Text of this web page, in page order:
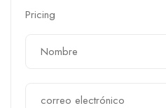
Pricing